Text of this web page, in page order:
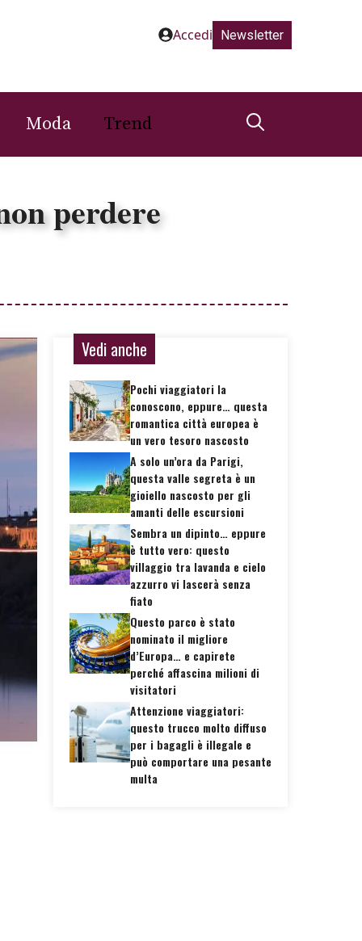
Accedi Newsletter
Moda Trend
perdere
Vedi anche
Pochi viaggiatori la
conoscono, eppure… questa
romantica città europea è
un vero tesoro nascosto
A solo un’ora da Parigi,
questa valle segreta è un
gioiello nascosto per gli
amanti delle escursioni
Sembra un dipinto… eppure
è tutto vero: questo
villaggio tra lavanda e cielo
azzurro vi lascerà senza
fiato
Questo parco è stato
nominato il migliore
d’Europa… e capirete
perché affascina milioni di
visitatori
Attenzione viaggiatori:
questo trucco molto diffuso
per i bagagli è illegale e
può comportare una pesante
multa